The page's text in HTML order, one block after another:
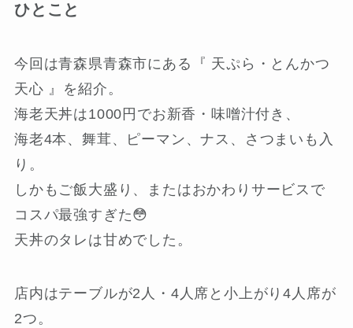
ひとこと
今回は青森県青森市にある『 天ぷら・とんかつ
天心 』を紹介。
海老天丼は1000円でお新香・味噌汁付き、
海老4本、舞茸、ピーマン、ナス、さつまいも入
り。
しかもご飯大盛り、またはおかわりサービスで
コスパ最強すぎた😳
天丼のタレは甘めでした。
店内はテーブルが2人・4人席と小上がり4人席が
2つ。